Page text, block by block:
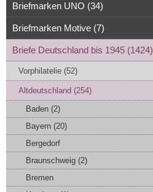
Briefmarken UNO (34)
Briefmarken Motive (7)
Briefe Deutschland bis 1945 (1424)
Vorphilatelie (52)
Altdeutschland (254)
Baden (2)
Bayern (20)
Bergedorf
Braunschweig (2)
Bremen